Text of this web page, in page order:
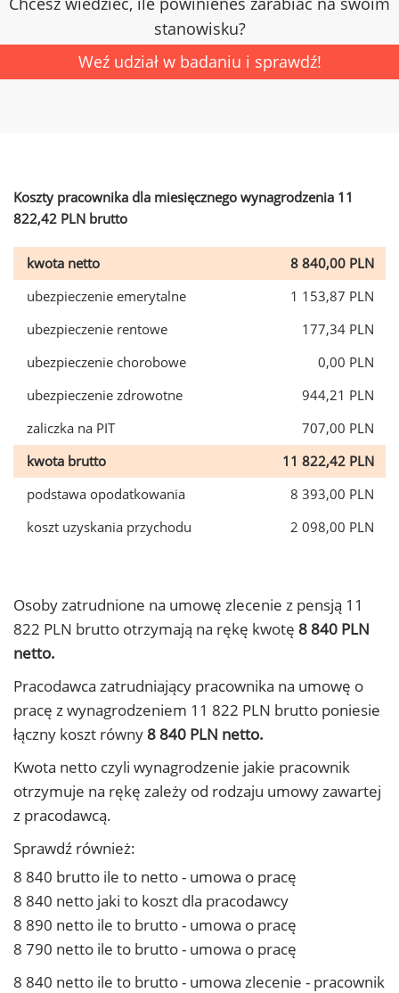
stanowisku?
Weź udział w badaniu i sprawdź!
Koszty pracownika dla miesięcznego wynagrodzenia 11
822,42 PLN brutto
kwota netto
8 840,00 PLN
ubezpieczenie emerytalne
1 153,87 PLN
ubezpieczenie rentowe
177,34 PLN
ubezpieczenie chorobowe
0,00 PLN
ubezpieczenie zdrowotne
944,21 PLN
zaliczka na PIT
707,00 PLN
kwota brutto
11 822,42 PLN
podstawa opodatkowania
8 393,00 PLN
koszt uzyskania przychodu
2 098,00 PLN
Osoby zatrudnione na umowę zlecenie z pensją 11
822 PLN brutto otrzymają na rękę kwotę 8 840 PLN
netto.
Pracodawca zatrudniający pracownika na umowę o
pracę z wynagrodzeniem 11 822 PLN brutto poniesie
łączny koszt równy8 840 PLN netto.
Kwota netto czyli wynagrodzenie jakie pracownik
otrzymuje na rękę zależy od rodzaju umowy zawartej
z pracodawcą.
Sprawdź również:
8 840 brutto ile to netto - umowa o pracę
8 840 netto jaki to koszt dla pracodawcy
8 890 netto ile to brutto - umowa o pracę
8 790 netto ile to brutto - umowa o pracę
8 840 netto ile to brutto - umowa zlecenie - pracownik